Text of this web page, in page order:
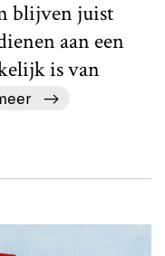
blijven juist
aan een
is van